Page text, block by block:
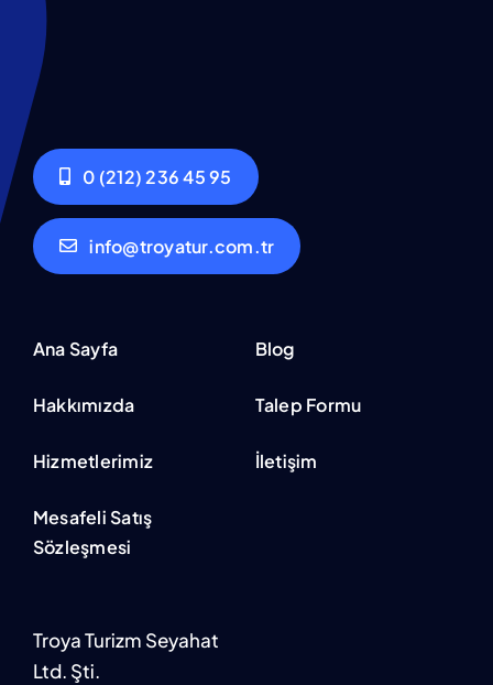
0 (212) 236 45 95
info@troyatur.com.tr
Ana Sayfa
Hakkımızda
Hizmetlerimiz
Mesafeli Satış
Sözleşmesi
Blog
Talep Formu
İletişim
Troya Turizm Seyahat
Ltd. Şti.